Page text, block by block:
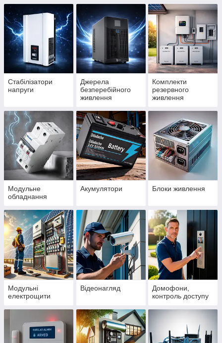
Стабілізатори
напруги
Джерела
безперебійного
живлення
Комплекти
резервного
живлення
Модульне
обладнання
Акумулятори Блоки живлення
Модульні
електрощити
Відеонагляд
Домофони,
контроль доступу